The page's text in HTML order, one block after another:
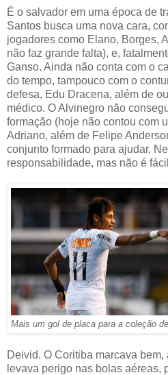
É o salvador em uma época de
Santos busca uma nova cara,
jogadores como Elano, Borges,
não faz grande falta), e,
Ganso. Ainda não conta com o
do tempo, tampouco com o
defesa, Edu Dracena, além de
médico. O Alvinegro não
formação (hoje não contou com
Adriano, além de Felipe
conjunto formado para ajudar,
responsabilidade, mas não é
Mais um gol de placa para a coleção
Deivid. O Coritiba marcava
levava perigo nas bolas aéreas,